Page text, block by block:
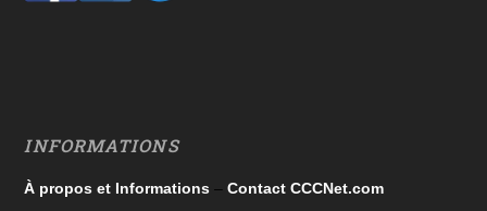
INFORMATIONS
À propos et Informations –Contact CCCNet.com